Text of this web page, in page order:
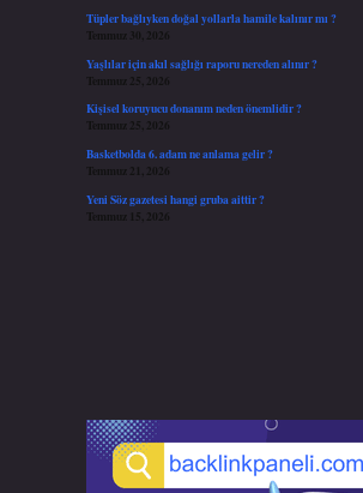
Tüpler bağlıyken doğal yollarla hamile kalınır mı ?
Temmuz 30, 2026
Yaşlılar için akıl sağlığı raporu nereden alınır ?
Temmuz 25, 2026
Kişisel koruyucu donanım neden önemlidir ?
Temmuz 25, 2026
Basketbolda 6. adam ne anlama gelir ?
Temmuz 21, 2026
Yeni Söz gazetesi hangi gruba aittir ?
Temmuz 15, 2026